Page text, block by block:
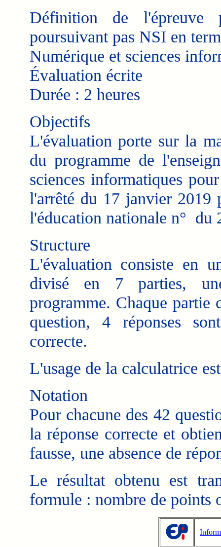
Définition de l'épreuve
poursuivant pas NSI en
Numérique et sciences
Évaluation écrite
Durée : 2 heures
Objectifs
L'évaluation porte sur la
du programme de
sciences informatiques
l'arrêté du 17 janvier
l'éducation nationale n° du
Structure
L'évaluation consiste en
divisé en 7 parties,
programme. Chaque partie
question, 4 réponses
correcte.
L'usage de la calculatrice
Notation
Pour chacune des 42
la réponse correcte et
fausse, une absence de
Le résultat obtenu est
formule : nombre de points